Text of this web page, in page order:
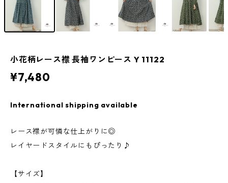
小花柄レース襟 長袖ワンピース Y 11122
¥7,480
International shipping available
レース襟が可憐な仕上がりに◎
レイヤードスタイルにもぴったり♪
【サイズ】